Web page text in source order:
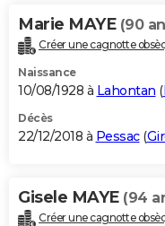
Marie MAYE (90
Créer une cagnotte
Naissance
10/08/1928 à Lahontan (
Décès
22/12/2018 à Pessac(
Gisele MAYE (94
Créer une cagnotte